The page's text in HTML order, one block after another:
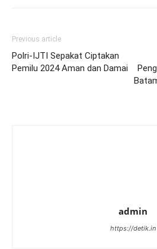
Previous article
Polri-IJTI Sepakat Ciptakan
Pemilu 2024 Aman dan Damai
admin
https://detik.in